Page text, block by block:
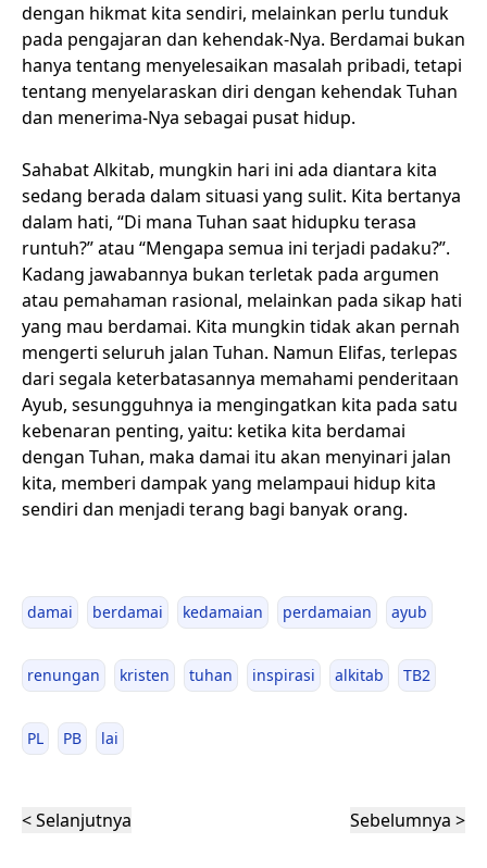
dengan hikmat kita sendiri, melainkan perlu tunduk
pada pengajaran dan kehendak-Nya. Berdamai bukan
hanya tentang menyelesaikan masalah pribadi, tetapi
tentang menyelaraskan diri dengan kehendak Tuhan
dan menerima-Nya sebagai pusat hidup.
Sahabat Alkitab, mungkin hari ini ada diantara kita
sedang berada dalam situasi yang sulit. Kita bertanya
dalam hati, “Di mana Tuhan saat hidupku terasa
runtuh?” atau “Mengapa semua ini terjadi padaku?”.
Kadang jawabannya bukan terletak pada argumen
atau pemahaman rasional, melainkan pada sikap hati
yang mau berdamai. Kita mungkin tidak akan pernah
mengerti seluruh jalan Tuhan. Namun Elifas, terlepas
dari segala keterbatasannya memahami penderitaan
Ayub, sesungguhnya ia mengingatkan kita pada satu
kebenaran penting, yaitu: ketika kita berdamai
dengan Tuhan, maka damai itu akan menyinari jalan
kita, memberi dampak yang melampaui hidup kita
sendiri dan menjadi terang bagi banyak orang.
damai berdamai kedamaian perdamaian ayub
renungan kristen tuhan inspirasi alkitab TB2
PL PB lai
< Selanjutnya Sebelumnya >